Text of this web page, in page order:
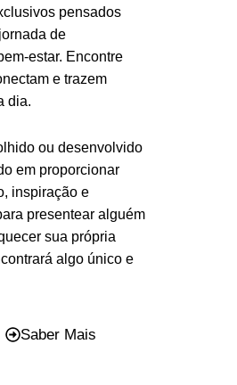
pensados
de
estar. Encontre
e trazem
dia.
ou desenvolvido
em proporcionar
inspiração e
presentear alguém
sua própria
algo único e
Saber Mais